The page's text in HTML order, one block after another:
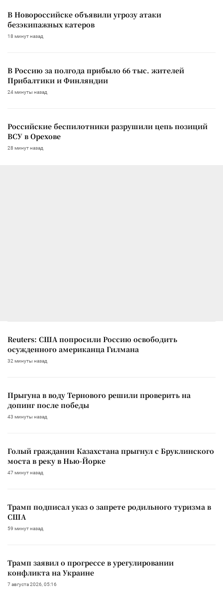
В Новороссийске объявили угрозу атаки
безэкипажных катеров
18 минут назад
В Россию за полгода прибыло 66 тыс. жителей
Прибалтики и Финляндии
24 минуты назад
Российские беспилотники разрушили цепь позиций
ВСУ в Орехове
28 минут назад
Reuters: США попросили Россию освободить
осужденного американца Гилмана
32 минуты назад
Прыгуна в воду Тернового решили проверить на
допинг после победы
43 минуты назад
Голый гражданин Казахстана прыгнул с Бруклинского
моста в реку в Нью-Йорке
47 минут назад
Трамп подписал указ о запрете родильного туризма в
США
59 минут назад
Трамп заявил о прогрессе в урегулировании
конфликта на Украине
7 августа 2026, 05:16